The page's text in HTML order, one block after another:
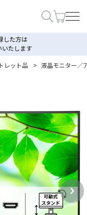
した方は
いたします
レット品 > 液晶モニター／